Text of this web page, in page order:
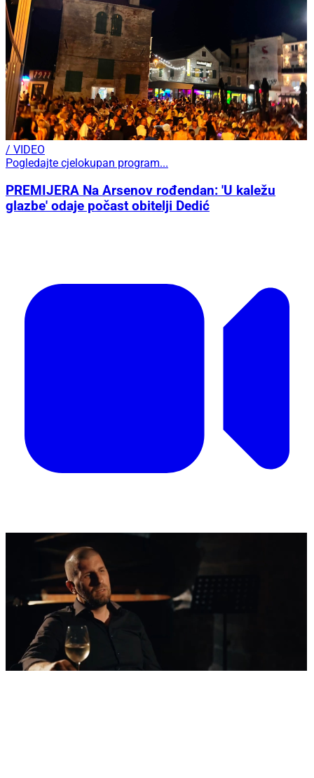
/ VIDEO
Pogledajte cjelokupan program...
PREMIJERA Na Arsenov rođendan: 'U kaležu
glazbe' odaje počast obitelji Dedić